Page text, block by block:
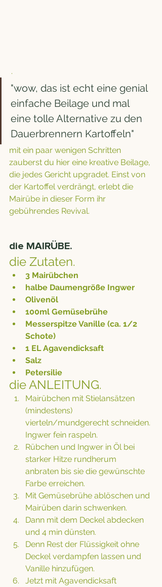
.
"wow, das ist echt eine genial
einfache Beilage und mal
eine tolle Alternative zu den
Dauerbrennern Kartoffeln"
mit ein paar wenigen Schritten
zauberst du hier eine kreative Beilage,
die jedes Gericht upgradet. Einst von
der Kartoffel verdrängt, erlebt die
Mairübe in dieser Form ihr
gebührendes Revival.
die MAIRÜBE.
die Zutaten.
3 Mairübchen
halbe Daumengröße Ingwer
Olivenöl
100ml Gemüsebrühe
Messerspitze Vanille (ca. 1/2
Schote)
1 EL Agavendicksaft
Salz
Petersilie
die ANLEITUNG.
Mairübchen mit Stielansätzen
(mindestens)
vierteln/mundgerecht schneiden.
Ingwer fein raspeln.
Rübchen und Ingwer in Öl bei
starker Hitze rundherum
anbraten bis sie die gewünschte
Farbe erreichen.
Mit Gemüsebrühe ablöschen und
Mairüben darin schwenken.
Dann mit dem Deckel abdecken
und 4 min dünsten.
Denn Rest der Flüssigkeit ohne
Deckel verdampfen lassen und
Vanille hinzufügen.
Jetzt mit Agavendicksaft